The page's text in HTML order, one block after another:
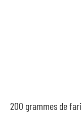
200 grammes de